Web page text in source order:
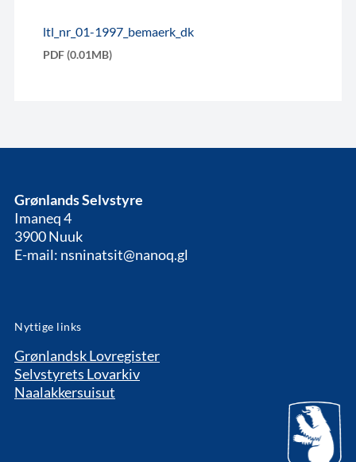
ltl_nr_01-1997_bemaerk_dk
PDF (0.01MB)
Grønlands Selvstyre
Imaneq 4
3900 Nuuk
E-mail: nsninatsit@nanoq.gl
Nyttige links
Grønlandsk Lovregister
Selvstyrets Lovarkiv
Naalakkersuisut